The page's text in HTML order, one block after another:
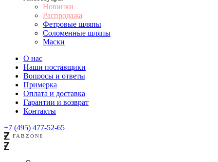
Новинки
Распродажа
Фетровые шляпы
Соломенные шляпы
Маски
О нас
Наши поставщики
Вопросы и ответы
Примерка
Оплата и доставка
Гарантии и возврат
Контакты
+7 (495) 477-52-65